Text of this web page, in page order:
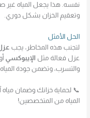
نفسه. هذا يجعل المياه غير
وتعقيم الخزان بشكل دوري.
الحل الأمثل
لتجنب هذه المخاطر، يجب
عزل فعالة مثل
الإيبوكسي
والتسرب، وتضمن جودة المياه
📞 لحماية خزانك وضمان مياه
المياه من المتخصصين!